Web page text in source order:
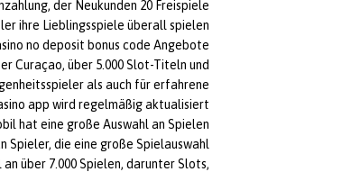
der Neukunden 20 Freispiele
ihre Lieblingsspiele überall spielen.
no deposit bonus code Angebote.
Curaçao, über 5.000 Slot-Titeln und
als auch für erfahrene
app wird regelmäßig aktualisiert.
hat eine große Auswahl an Spielen.
Spieler, die eine große Spielauswahl
über 7.000 Spielen, darunter Slots,